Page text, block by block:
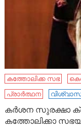
കത്തോലിക്ക സഭ
പ്രാർത്ഥന
കര്‍ശന സുരക്ഷാ
കത്തോലിക്കാ